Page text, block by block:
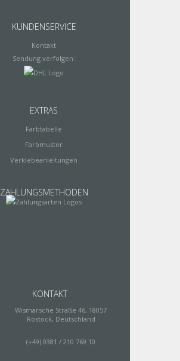
KUNDENSERVICE
Kontakt
Sendung verfolgen:
EXTRAS
Farbtabelle
Farbmuster
Verklebeanleitungen
ZAHLUNGSMETHODEN
KONTAKT
Wismarsche Straße 46, 18057
Rostock, Deutschland
(+49) 0381 / 210 769 10